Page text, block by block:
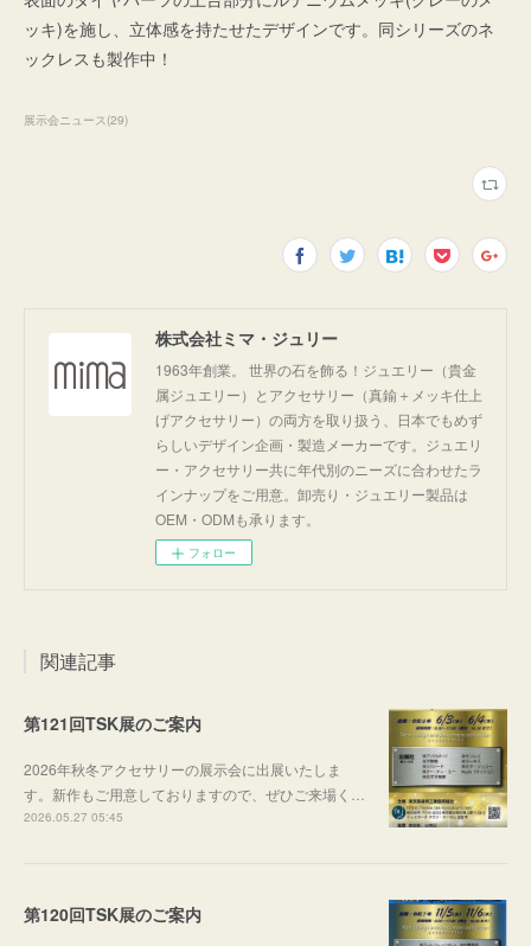
ッキ)を施し、立体感を持たせたデザインです。同シリーズのネ
ックレスも製作中！
展示会ニュース(29)
株式会社ミマ・ジュリー
1963年創業。 世界の石を飾る！ジュエリー（貴金
属ジュエリー）とアクセサリー（真鍮＋メッキ仕上
げアクセサリー）の両方を取り扱う、日本でもめず
らしいデザイン企画・製造メーカーです。ジュエリ
ー・アクセサリー共に年代別のニーズに合わせたラ
インナップをご用意。卸売り・ジュエリー製品は
OEM・ODMも承ります。
フォロー
関連記事
第121回TSK展のご案内
2026年秋冬アクセサリーの展示会に出展いたしま
す。新作もご用意しておりますので、ぜひご来場く…
2026.05.27 05:45
第120回TSK展のご案内